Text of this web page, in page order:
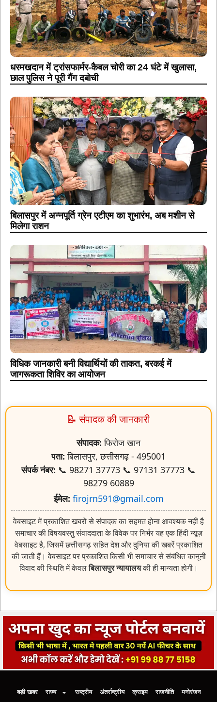
धरमखदान में ट्रांसफार्मर-कैबल चोरी का 24 घंटे में खुलासा,
छाल पुलिस ने पूरी गैंग दबोची
बिलासपुर में अन्नपूर्ति ग्रेन एटीएम का शुभारंभ, अब मशीन से
मिलेगा राशन
विधिक जानकारी बनी विद्यार्थियों की ताकत, बरकई में
जागरूकता शिविर का आयोजन
📝 संपादक की जानकारी
संपादक: फिरोज खान
पता: बिलासपुर, छत्तीसगढ़ - 495001
संपर्क नंबर: 📞 98271 37773 📞 97131 37773 📞
98279 60889
ईमेल: firojrn591@gmail.com
वेबसाइट में प्रकाशित खबरों से संपादक का सहमत होना आवश्यक नहीं है
समाचार की विषयवस्तु संवाददाता के विवेक पर निर्भर यह एक हिंदी न्यूज़
वेबसाइट है, जिसमें छत्तीसगढ़ सहित देश और दुनिया की खबरें प्रकाशित
की जाती हैं। वेबसाइट पर प्रकाशित किसी भी समाचार से संबंधित कानूनी
विवाद की स्थिति में केवलबिलासपुर न्यायालयकी ही मान्यता होगी।
बड़ी खबर राज्य राष्ट्रीय अंतर्राष्ट्रीय क्राइम राजनीति मनोरंजन